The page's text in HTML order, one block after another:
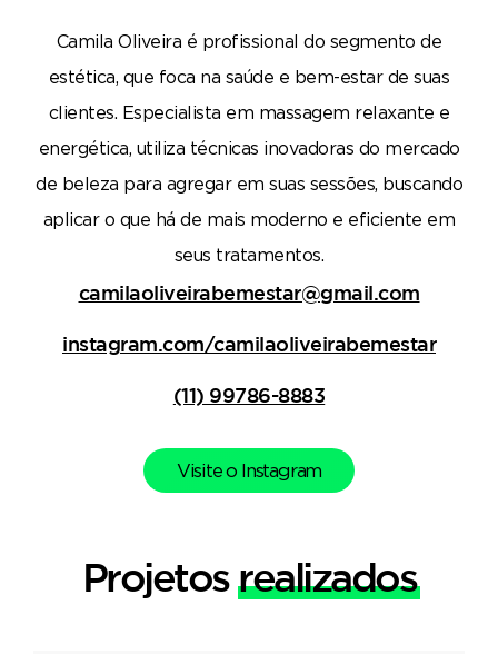
Camila Oliveira é profissional do segmento de
estética, que foca na saúde e bem-estar de suas
clientes. Especialista em massagem relaxante e
energética, utiliza técnicas inovadoras do mercado
de beleza para agregar em suas sessões, buscando
aplicar o que há de mais moderno e eficiente em
seus tratamentos.
camilaoliveirabemestar@gmail.com
instagram.com/camilaoliveirabemestar
(11) 99786-8883
Visite o Instagram
Projetosrealizados